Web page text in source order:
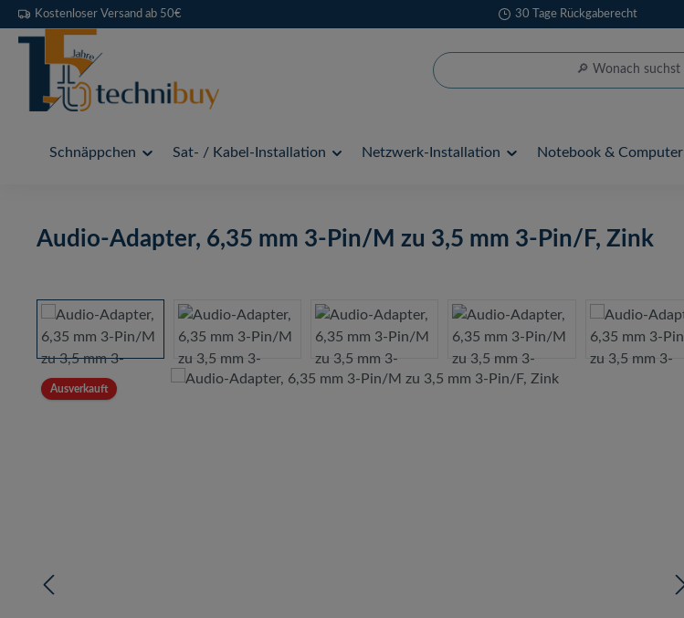
Hauptinhalt springen
Zur Suche springen
Zur Hauptnavigation springen
Kostenloser Versand ab 50€ 30 Tage Rückgaberecht
Schnäppchen Sat- / Kabel-Installation Netzwerk-Installation Notebook & Computer
Audio-Adapter, 6,35 mm 3-Pin/M zu 3,5 mm 3-Pin/F, Zink
Bildergalerie überspringen
Ausverkauft